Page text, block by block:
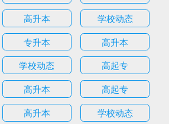
高升本
学校动态
专升本
高升本
学校动态
高起专
高升本
高起专
高升本
学校动态